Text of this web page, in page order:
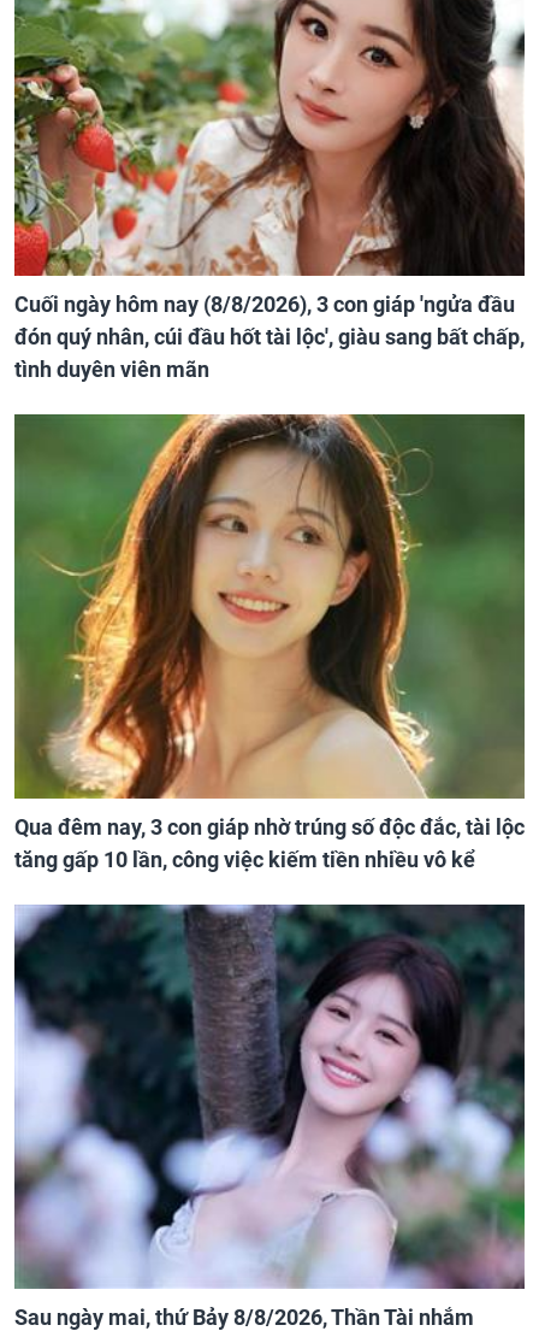
Cuối ngày hôm nay (8/8/2026), 3 con giáp 'ngửa đầu
đón quý nhân, cúi đầu hốt tài lộc', giàu sang bất chấp,
tình duyên viên mãn
Qua đêm nay, 3 con giáp nhờ trúng số độc đắc, tài lộc
tăng gấp 10 lần, công việc kiếm tiền nhiều vô kể
Sau ngày mai, thứ Bảy 8/8/2026, Thần Tài nhắm